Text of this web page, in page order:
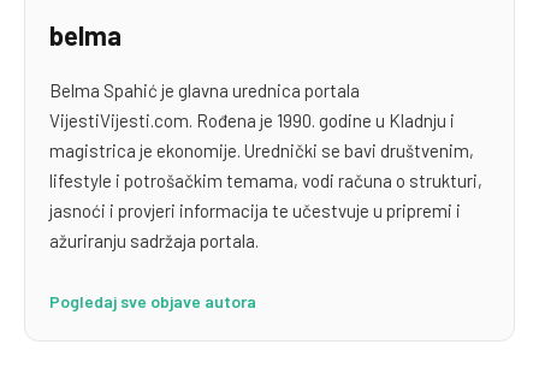
belma
Belma Spahić je glavna urednica portala
VijestiVijesti.com. Rođena je 1990. godine u Kladnju i
magistrica je ekonomije. Urednički se bavi društvenim,
lifestyle i potrošačkim temama, vodi računa o strukturi,
jasnoći i provjeri informacija te učestvuje u pripremi i
ažuriranju sadržaja portala.
Pogledaj sve objave autora